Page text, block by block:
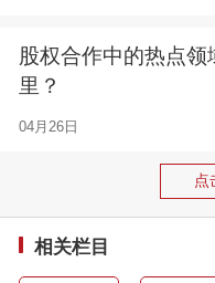
股权合作中的热点领
里？
04月26日
点
相关栏目